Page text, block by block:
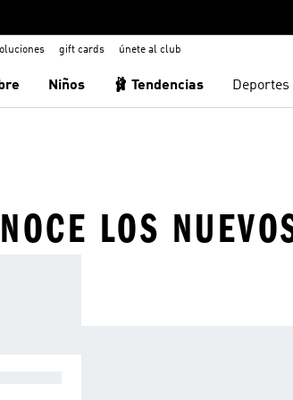
gift cards únete al club
Niños 🩰 Tendencias Deportes
LOS